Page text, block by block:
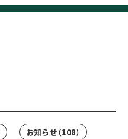
お知らせ（108）